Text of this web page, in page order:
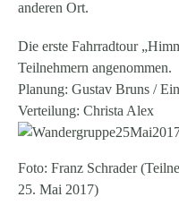
anderen Ort.
Die erste Fahrradtour
Teilnehmern angenommen.
Planung: Gustav Bruns /
Verteilung: Christa Alex
Foto: Franz Schrader
25. Mai 2017)